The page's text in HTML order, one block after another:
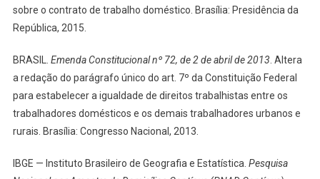
sobre o contrato de trabalho doméstico. Brasília: Presidência da
República, 2015.
BRASIL. Emenda Constitucional nº 72, de 2 de abril de 2013. Altera
a redação do parágrafo único do art. 7º da Constituição Federal
para estabelecer a igualdade de direitos trabalhistas entre os
trabalhadores domésticos e os demais trabalhadores urbanos e
rurais. Brasília: Congresso Nacional, 2013.
IBGE — Instituto Brasileiro de Geografia e Estatística. Pesquisa